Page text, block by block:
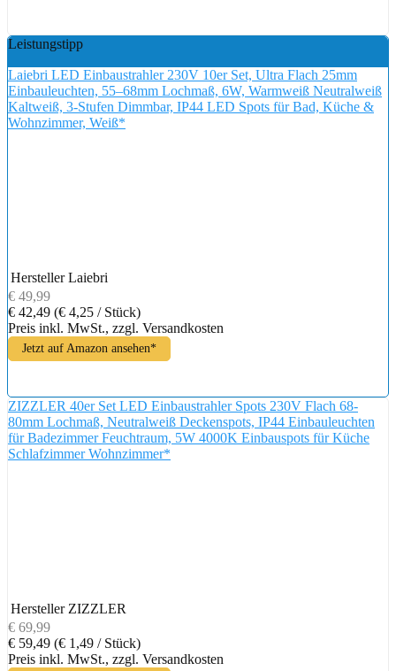
Leistungstipp
Laiebri LED Einbaustrahler 230V 10er Set, Ultra Flach 25mm
Einbauleuchten, 55–68mm Lochmaß, 6W, Warmweiß Neutralweiß
Kaltweiß, 3-Stufen Dimmbar, IP44 LED Spots für Bad, Küche &
Wohnzimmer, Weiß*
Hersteller Laiebri
€ 49,99
€ 42,49 (€ 4,25 / Stück)
Preis inkl. MwSt., zzgl. Versandkosten
Jetzt auf Amazon ansehen*
ZIZZLER 40er Set LED Einbaustrahler Spots 230V Flach 68-
80mm Lochmaß, Neutralweiß Deckenspots, IP44 Einbauleuchten
für Badezimmer Feuchtraum, 5W 4000K Einbauspots für Küche
Schlafzimmer Wohnzimmer*
Hersteller ZIZZLER
€ 69,99
€ 59,49 (€ 1,49 / Stück)
Preis inkl. MwSt., zzgl. Versandkosten